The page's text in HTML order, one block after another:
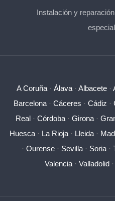
Instalación y
A Coruña · Álava · Albacete ·
Barcelona· Cáceres · Cádiz ·
Real · Córdoba · Girona ·
Huesca· La Rioja· Lleida·
· Ourense· Sevilla· Soria·
Valencia · Valladolid ·